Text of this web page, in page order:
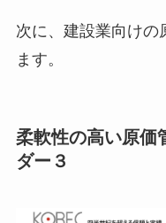
次に、建設業向けの
ます。
柔軟性の高い原価
ダー３